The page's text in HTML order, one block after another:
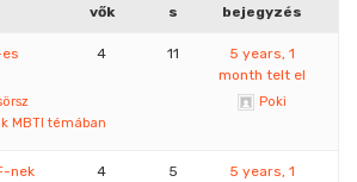
vők
s
bejegyzés
MBTI témában
4 11
5 years, 1
month telt el
Poki
nek
4 5
5 years, 1